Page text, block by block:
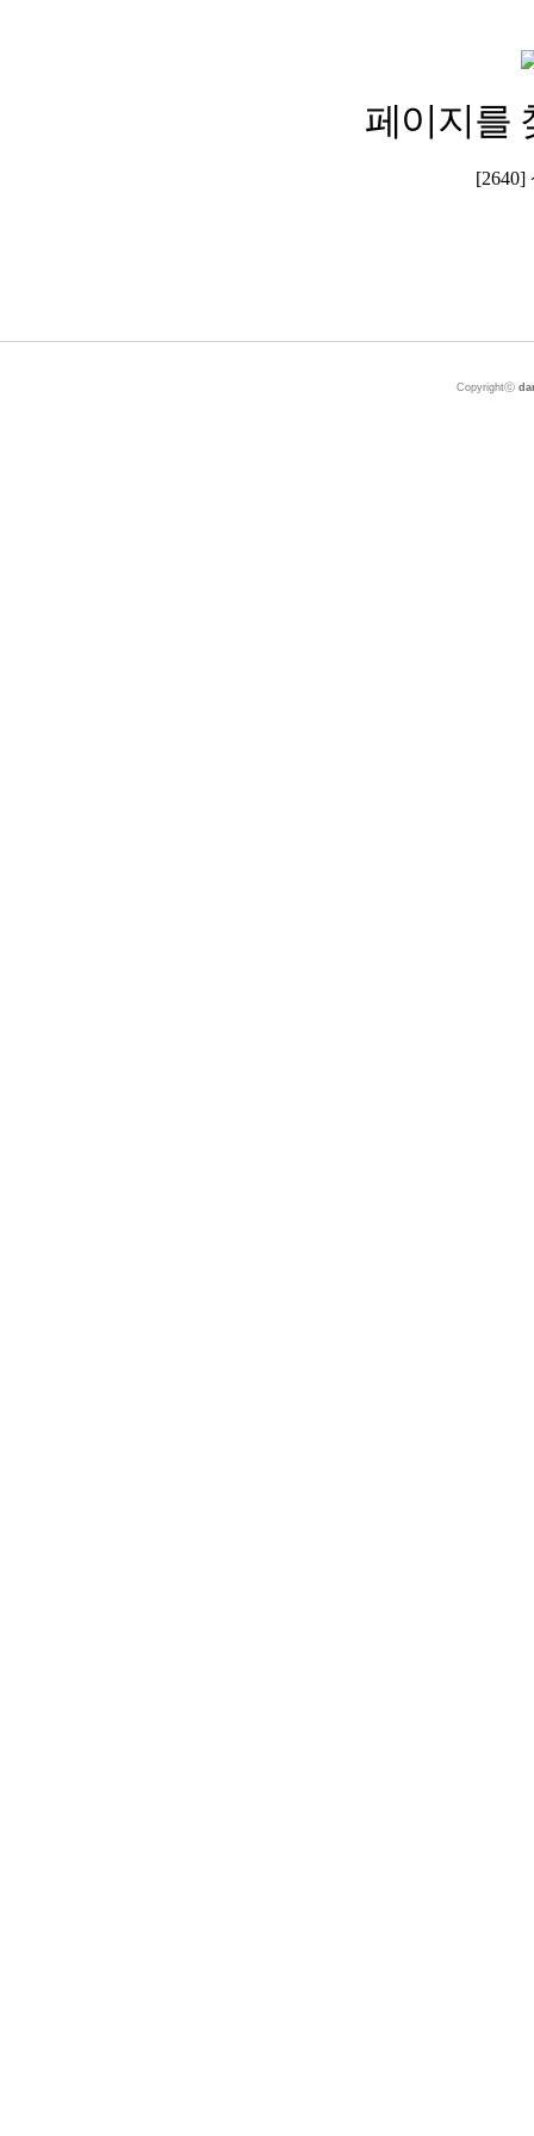
페이지를
[2640]
Copyrightⓒ